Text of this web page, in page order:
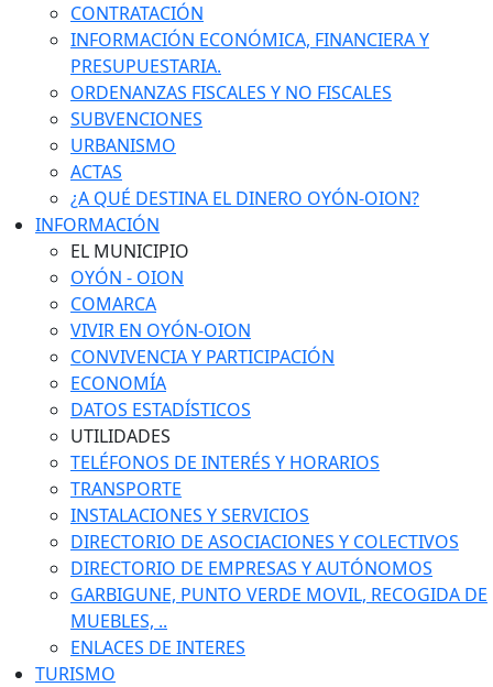
CONTRATACIÓN
INFORMACIÓN ECONÓMICA, FINANCIERA Y
PRESUPUESTARIA.
ORDENANZAS FISCALES Y NO FISCALES
SUBVENCIONES
URBANISMO
ACTAS
¿A QUÉ DESTINA EL DINERO OYÓN-OION?
INFORMACIÓN
EL MUNICIPIO
OYÓN - OION
COMARCA
VIVIR EN OYÓN-OION
CONVIVENCIA Y PARTICIPACIÓN
ECONOMÍA
DATOS ESTADÍSTICOS
UTILIDADES
TELÉFONOS DE INTERÉS Y HORARIOS
TRANSPORTE
INSTALACIONES Y SERVICIOS
DIRECTORIO DE ASOCIACIONES Y COLECTIVOS
DIRECTORIO DE EMPRESAS Y AUTÓNOMOS
GARBIGUNE, PUNTO VERDE MOVIL, RECOGIDA DE
MUEBLES, ..
ENLACES DE INTERES
TURISMO